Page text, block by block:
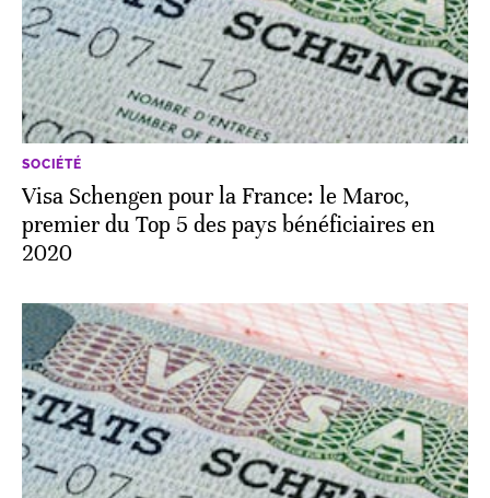
SOCIÉTÉ
Visa Schengen pour la France: le Maroc,
premier du Top 5 des pays bénéficiaires en
2020